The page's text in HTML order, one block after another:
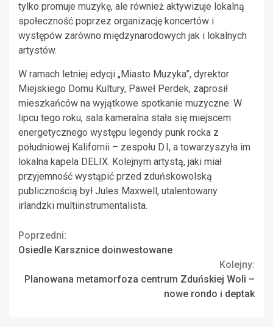
tylko promuje muzykę, ale również aktywizuje lokalną
społeczność poprzez organizację koncertów i
występów zarówno międzynarodowych jak i lokalnych
artystów.
W ramach letniej edycji „Miasto Muzyka”, dyrektor
Miejskiego Domu Kultury, Paweł Perdek, zaprosił
mieszkańców na wyjątkowe spotkanie muzyczne. W
lipcu tego roku, sala kameralna stała się miejscem
energetycznego występu legendy punk rocka z
południowej Kalifornii – zespołu D.I, a towarzyszyła im
lokalna kapela DELIX. Kolejnym artystą, jaki miał
przyjemność wystąpić przed zduńskowolską
publicznością był Jules Maxwell, utalentowany
irlandzki multiinstrumentalista.
Continue
Poprzedni:
Osiedle Karsznice doinwestowane
Kolejny:
Planowana metamorfoza centrum Zduńskiej Woli –
nowe rondo i deptak